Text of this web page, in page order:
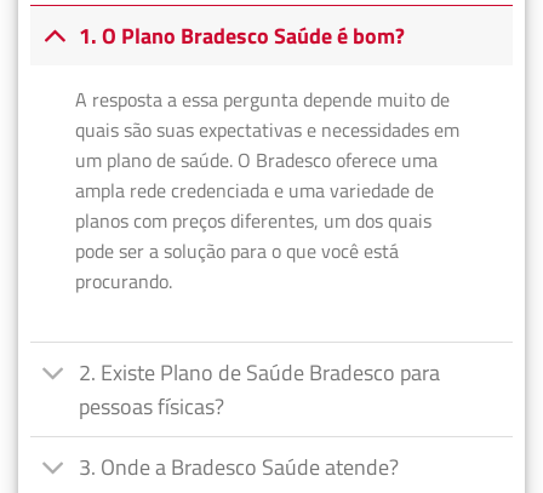
1. O Plano Bradesco Saúde é bom?
A resposta a essa pergunta depende muito de
quais são suas expectativas e necessidades em
um plano de saúde. O Bradesco oferece uma
ampla rede credenciada e uma variedade de
planos com preços diferentes, um dos quais
pode ser a solução para o que você está
procurando.
2. Existe Plano de Saúde Bradesco para
pessoas físicas?
3. Onde a Bradesco Saúde atende?